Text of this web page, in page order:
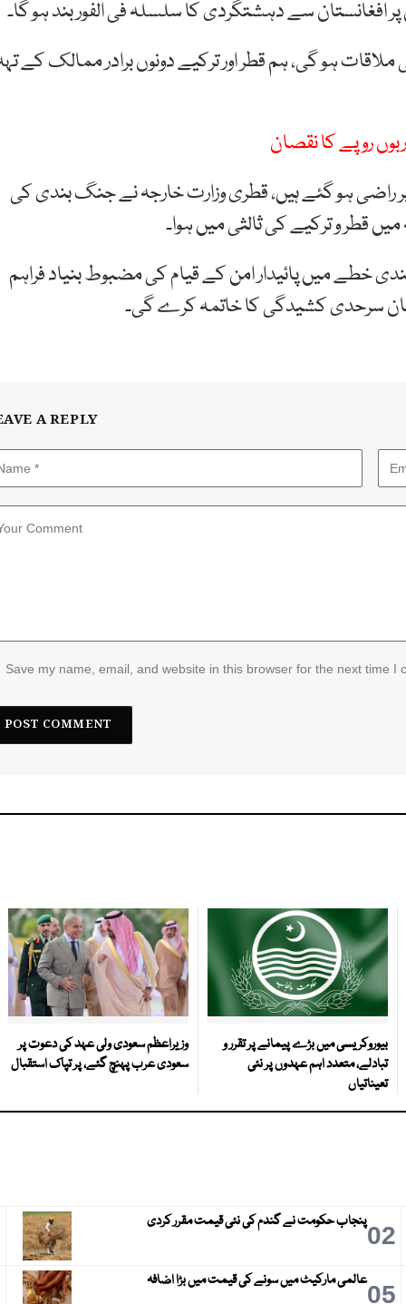
سے دہشتگردی کا سلسلہ فی الفور بند ہو گا۔
وفود کی ملاقات ہو گی، ہم قطر اور ترکیے دونوں برادر ممالک کے
روپے کا نقصان
راضی ہو گئے ہیں، قطری وزارت خارجہ نے جنگ بندی کی
قطر و ترکیے کی ثالثی میں ہوا۔
خطے میں پائیدار امن کے قیام کی مضبوط بنیاد فراہم
سرحدی کشیدگی کا خاتمہ کرے گی۔
A REPLY
Save my name, email, and website in this browser for the next time I
بیوروکریسی میں بڑے پیمانے پر تقرر و
تبادلے، متعدد اہم عہدوں پر نئی
تعیناتیاں
وزیراعظم سعودی ولی عہد کی دعوت پر
سعودی عرب پہنچ گئے، پر تپاک استقبال
02پنجاب حکومت نے گندم کی نئی قیمت مقرر کردی
05عالمی مارکیٹ میں سونے کی قیمت میں بڑا اضافہ